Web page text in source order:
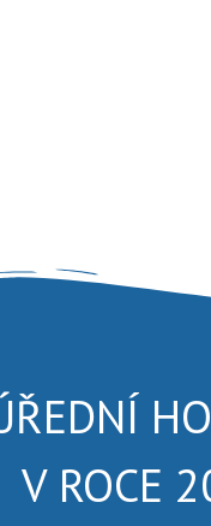
V ROCE